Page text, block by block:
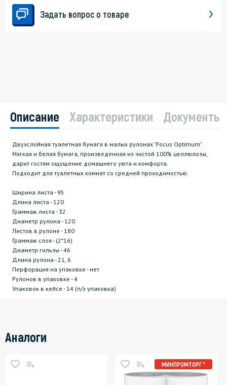
Задать вопрос о товаре
Описание Характеристики Документы
Двухслойная туалетная бумага в малых рулонах "Focus Optimum".
Мягкая и белая бумага, произведенная из чистой 100% целлюлозы,
дарит гостям ощущение домашнего уюта и комфорта.
Подходит для туалетных комнат со средней проходимостью.
Ширина листа - 95
Длина листа - 120
Граммаж листа - 32
Диаметр рулона - 120
Листов в рулоне - 180
Граммаж слоя - (2*16)
Диаметр гильзы - 46
Длина рулона - 21, 6
Перфорация на упаковке - нет
Рулонов в упаковке - 4
Упаковок в кейсе - 14 (п/э упаковка)
Аналоги
МИНПРОМТОРГ *